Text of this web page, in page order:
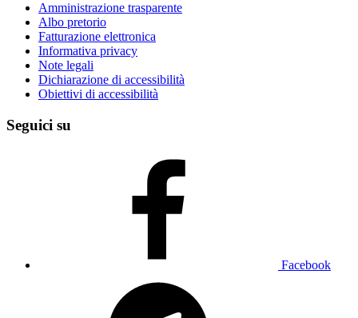
Amministrazione trasparente
Albo pretorio
Fatturazione elettronica
Informativa privacy
Note legali
Dichiarazione di accessibilità
Obiettivi di accessibilità
Seguici su
Facebook